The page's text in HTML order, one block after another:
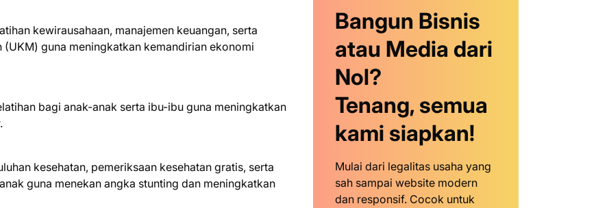
kewirausahaan, manajemen keuangan, serta
guna meningkatkan kemandirian ekonomi
bagi anak-anak serta ibu-ibu guna meningkatkan
kesehatan, pemeriksaan kesehatan gratis, serta
guna menekan angka stunting dan meningkatkan
Bangun Bisnis
atau Media dari
Nol?
Tenang, semua
kami siapkan!
Mulai dari legalitas usaha yang
sah sampai website modern
dan responsif. Cocok untuk